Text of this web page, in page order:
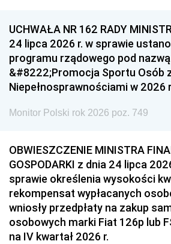
UCHWAŁA NR 162 RADY
24 lipca 2026 r. w sprawie
programu rządowego pod nazwą
&#8222;Promocja Sportu Osób
Niepełnosprawnościami w 2026
Monitor Polski rok 2026 poz. 749
OBWIESZCZENIE MINISTRA
GOSPODARKI z dnia 24 lipca
sprawie określenia wysokości
rekompensat wypłacanych
wniosły przedpłaty na zakup
osobowych marki Fiat 126p lub
na IV kwartał 2026 r.